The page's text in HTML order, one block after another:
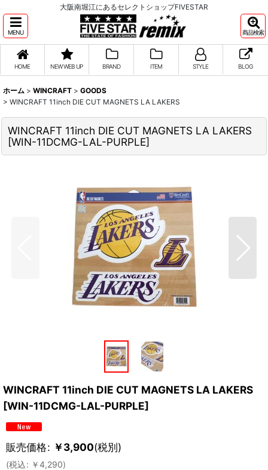
大阪南堀江にあるセレクトショップFIVESTAR
MENU 商品検索
HOME NEW WEB UP BRAND ITEM STYLE BLOG
ホーム > WINCRAFT > GOODS
> WINCRAFT 11inch DIE CUT MAGNETS LA LAKERS
WINCRAFT 11inch DIE CUT MAGNETS LA LAKERS
[WIN-11DCMG-LAL-PURPLE]
WINCRAFT 11inch DIE CUT MAGNETS LA LAKERS
[WIN-11DCMG-LAL-PURPLE]
販売価格: ￥3,900(税別)
(税込: ￥4,290)